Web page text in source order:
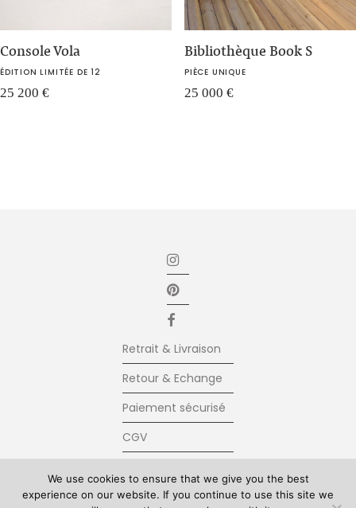
Console Vola
ÉDITION LIMITÉE DE 12
25 200 €
Bibliothèque Book S
PIÈCE UNIQUE
25 000 €
Retrait & Livraison
Retour & Echange
Paiement sécurisé
CGV
Contact
We use cookies to ensure that we give you the best
experience on our website. If you continue to use this site we